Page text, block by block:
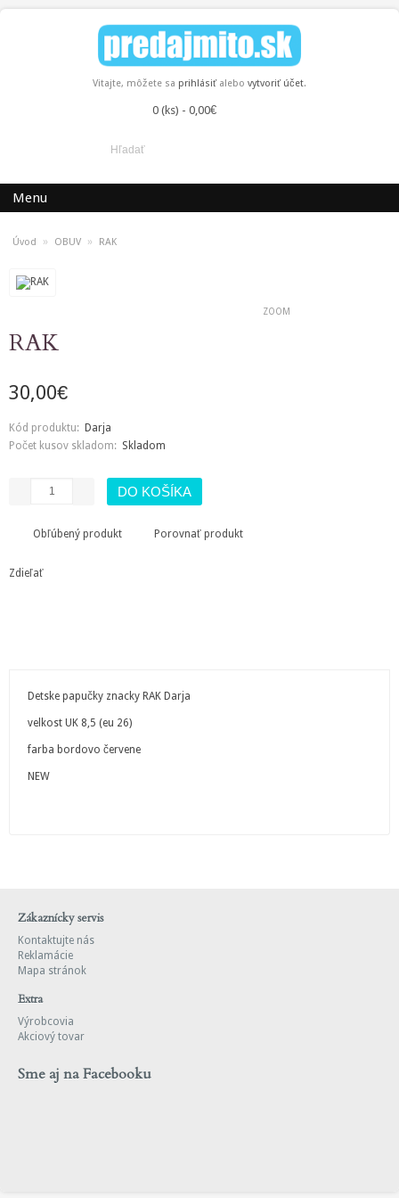
Vitajte, môžete sa prihlásiťalebo vytvoriť účet.
0 (ks) - 0,00€
Menu
Úvod » OBUV » RAK
ZOOM
RAK
30,00€
Kód produktu: Darja
Počet kusov skladom: Skladom
Obľúbený produkt Porovnať produkt
Zdieľať
Detske papučky znacky RAK Darja
velkost UK 8,5 (eu 26)
farba bordovo červene
NEW
Zákaznícky servis
Kontaktujte nás
Reklamácie
Mapa stránok
Extra
Výrobcovia
Akciový tovar
Sme aj na Facebooku